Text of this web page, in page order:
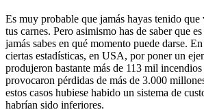
Es muy probable que jamás hayas tenido
tus carnes. Pero asimismo has de saber que
jamás sabes en qué momento puede darse.
ciertas estadísticas, en USA, por poner un
produjeron bastante más de 113 mil
provocaron pérdidas de más de 3.000
estos casos hubiese habido un sistema de
habrían sido inferiores.